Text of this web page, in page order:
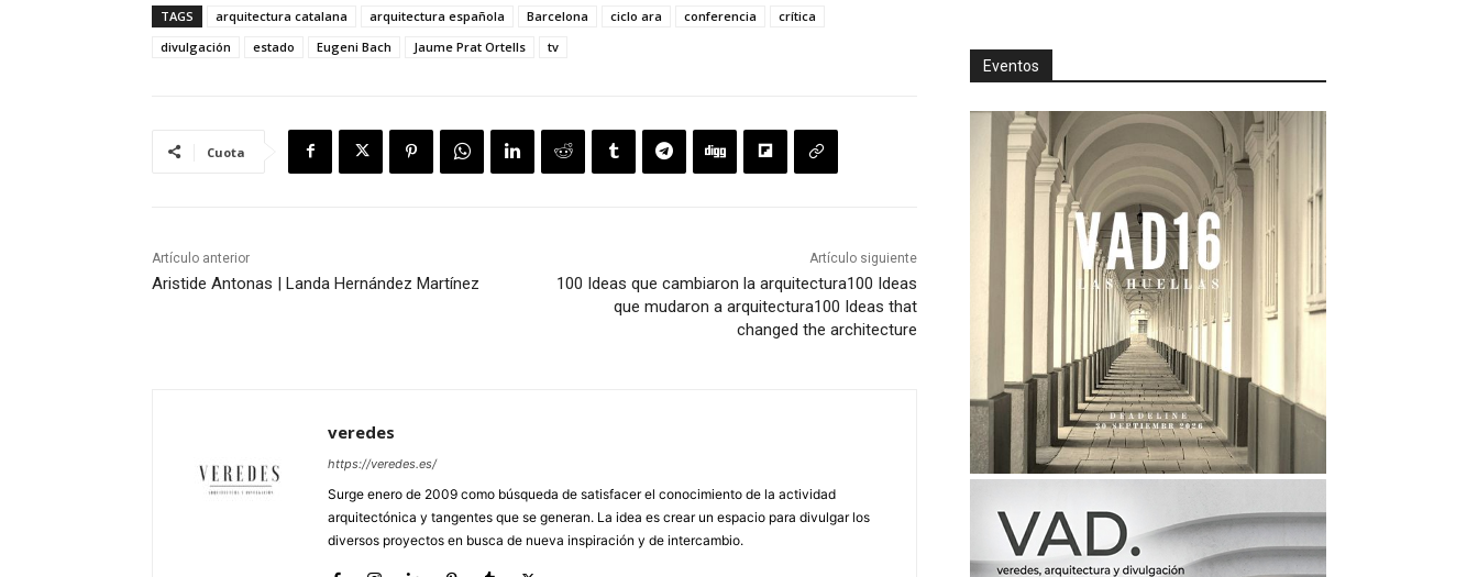
TAGS arquitectura catalana arquitectura española Barcelona ciclo ara conferencia
crítica
divulgación
estado Eugeni Bach Jaume Prat Ortells tv
Cuota
Artículo anterior
Aristide Antonas | Landa Hernández Martínez
Artículo siguiente
100 Ideas que cambiaron la arquitectura100 Ideas
que mudaron a arquitectura100 Ideas that
changed the architecture
veredes
https://veredes.es/
Surge enero de 2009 como búsqueda de satisfacer el conocimiento de la actividad
arquitectónica y tangentes que se generan. La idea es crear un espacio para divulgar los
diversos proyectos en busca de nueva inspiración y de intercambio.
Eventos